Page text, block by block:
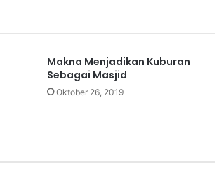
Makna Menjadikan Kuburan
Sebagai Masjid
Oktober 26, 2019